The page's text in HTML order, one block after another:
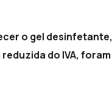
o gel
do IVA,